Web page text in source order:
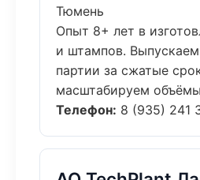
Тюмень
Опыт 8+ лет в
и штампов.
партии за сжатые
масштабируем
Телефон: 8 (935) 241